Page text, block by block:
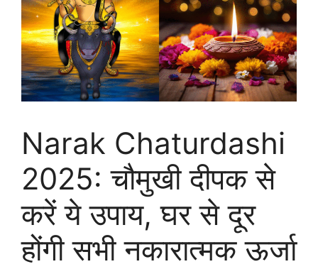
Narak Chaturdashi
2025: चौमुखी दीपक से
करें ये उपाय, घर से दूर
होंगी सभी नकारात्मक ऊर्जा